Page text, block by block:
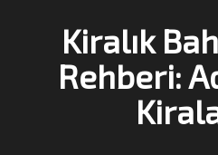
Kiralık
Rehberi: